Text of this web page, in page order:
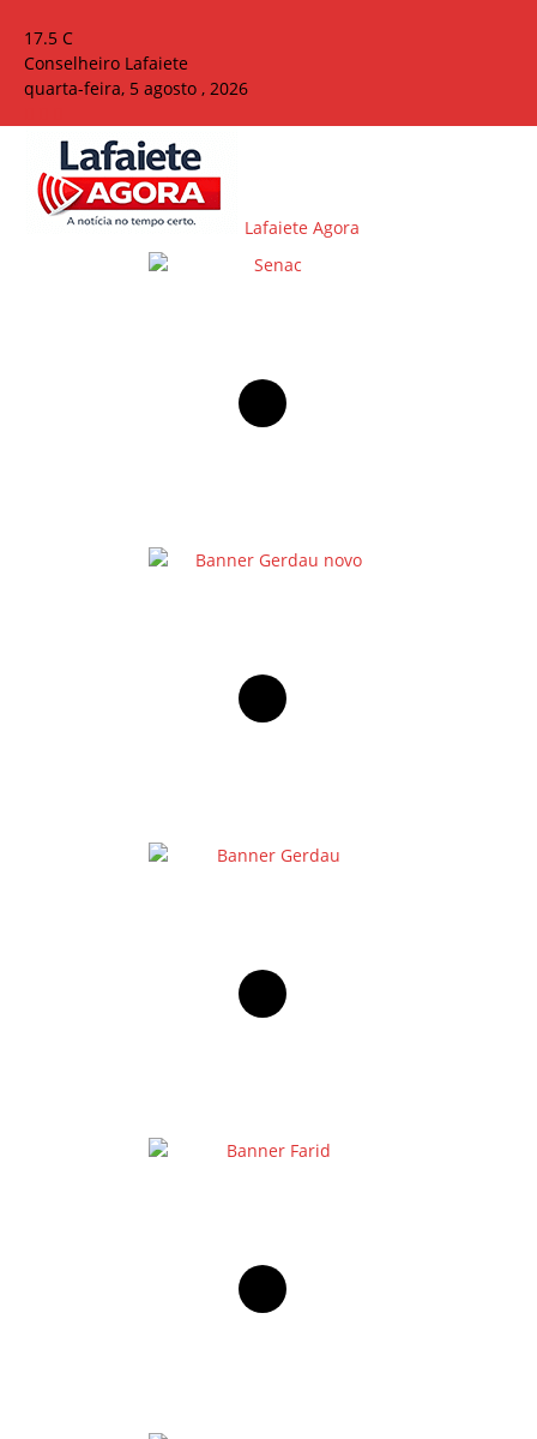
17.5 C
Conselheiro Lafaiete
quarta-feira, 5 agosto , 2026
Lafaiete Agora